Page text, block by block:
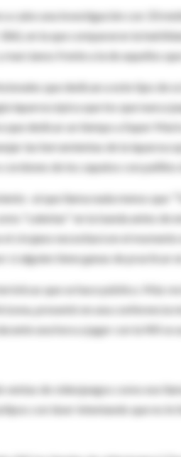
a cabo una investigación con 33
en la que compararon la
frente a la de aquellos
que dedican a este tipo de
laparoscópica que los que nunca
que dedicar un tiempo a Super
las herramientas de la
de los zapatos con palillos
-al que llama nada menos que
"calentar" en la banda antes de
cirujano necesitará en el
si alguien tiene ganas de practicar
que se hace público. Más
presentó en una conferencia
una hora a jugar con la Wii
ventas de videojuegos como ese
con láser intentando que no le